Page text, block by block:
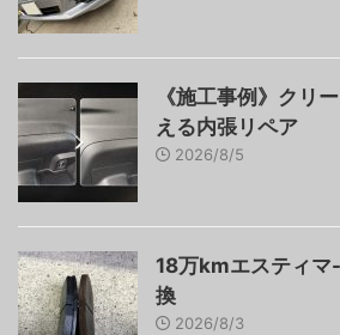
《施工事例》クリ
える内張リペア
2026/8/5
18万kmエスティマ
換
2026/8/3